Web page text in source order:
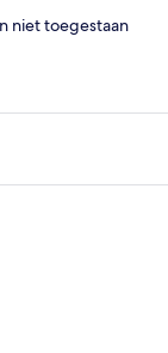
niet toegestaan